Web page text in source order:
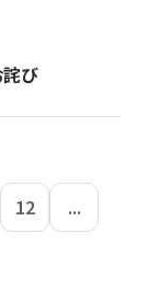
詫び
12
...